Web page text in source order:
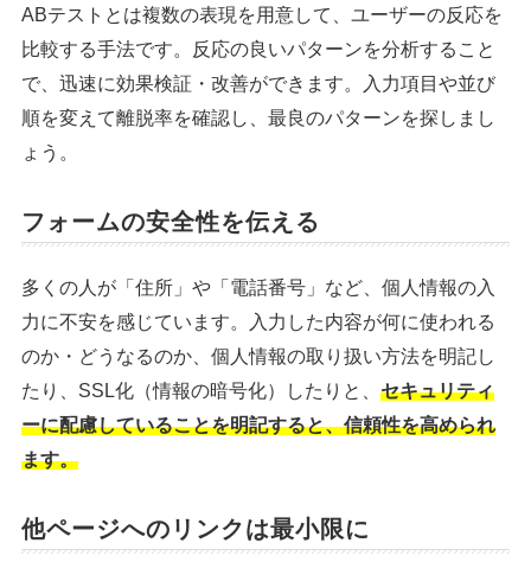
ABテストとは複数の表現を用意して、ユーザーの反応を
比較する手法です。反応の良いパターンを分析すること
で、迅速に効果検証・改善ができます。入力項目や並び
順を変えて離脱率を確認し、最良のパターンを探しまし
ょう。
フォームの安全性を伝える
多くの人が「住所」や「電話番号」など、個人情報の入
力に不安を感じています。入力した内容が何に使われる
のか・どうなるのか、個人情報の取り扱い方法を明記し
たり、SSL化（情報の暗号化）したりと、 セキュリティ
ーに配慮していることを明記すると、信頼性を高められ
ます。
他ページへのリンクは最小限に